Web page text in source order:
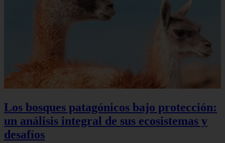
Los bosques patagónicos bajo protección:
un análisis integral de sus ecosistemas y
desafíos